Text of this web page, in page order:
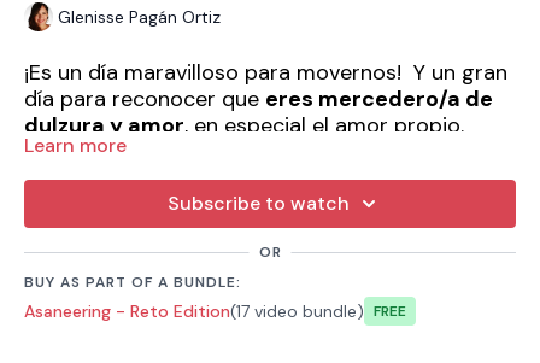
Glenisse Pagán Ortiz
¡Es un día maravilloso para movernos! Y un gran
día para reconocer que eres mercedero/a de
dulzura y amor, en especial el amor propio.
Redefinir cómo te presentas antes ti, es un
acto de amor propio. Estar aquí, moviéndote a
diario por 9 días es un acto de amor para ti.
La sesión de hoy pide que nos movamos, sin
Learn more
Subscribe to watch
OR
BUY AS PART OF A BUNDLE:
Asaneering - Reto Edition(17 video bundle) Free